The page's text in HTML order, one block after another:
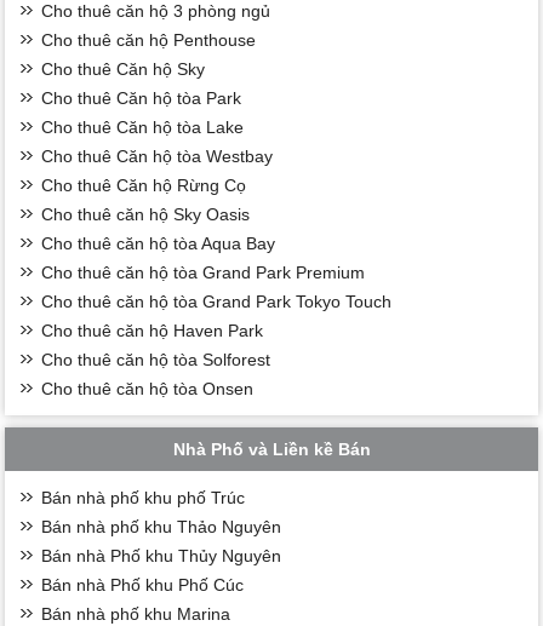
Cho thuê căn hộ 3 phòng ngủ
Cho thuê căn hộ Penthouse
Cho thuê Căn hộ Sky
Cho thuê Căn hộ tòa Park
Cho thuê Căn hộ tòa Lake
Cho thuê Căn hộ tòa Westbay
Cho thuê Căn hộ Rừng Cọ
Cho thuê căn hộ Sky Oasis
Cho thuê căn hộ tòa Aqua Bay
Cho thuê căn hộ tòa Grand Park Premium
Cho thuê căn hộ tòa Grand Park Tokyo Touch
Cho thuê căn hộ Haven Park
Cho thuê căn hộ tòa Solforest
Cho thuê căn hộ tòa Onsen
Nhà Phố và Liền kề Bán
Bán nhà phố khu phố Trúc
Bán nhà phố khu Thảo Nguyên
Bán nhà Phố khu Thủy Nguyên
Bán nhà Phố khu Phố Cúc
Bán nhà phố khu Marina